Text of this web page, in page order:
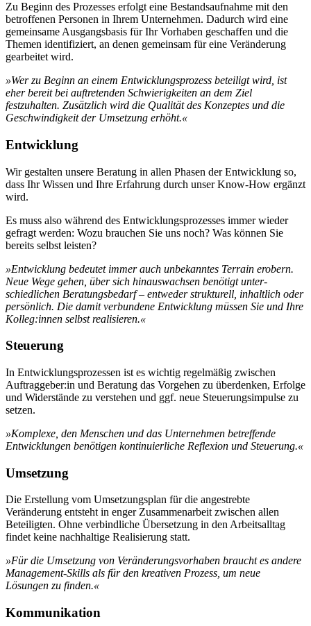
Zu Beginn des Prozesses erfolgt eine Bestandsaufnahme mit den
betroffenen Personen in Ihrem Unternehmen. Dadurch wird eine
gemeinsame Ausgangsbasis für Ihr Vorhaben geschaffen und die
Themen identifiziert, an denen gemeinsam für eine Veränderung
gearbeitet wird.
»Wer zu Beginn an einem Entwicklungsprozess beteiligt wird, ist
eher bereit bei auftretenden Schwierigkeiten an dem Ziel
festzuhalten. Zusätzlich wird die Qualität des Kon­zeptes und die
Geschwindigkeit der Umsetzung erhöht.«
Entwicklung
Wir gestalten unsere Beratung in allen Phasen der Entwicklung so,
dass Ihr Wissen und Ihre Erfahrung durch unser Know-How ergänzt
wird.
Es muss also während des Entwicklungsprozesses immer wieder
gefragt werden: Wozu brauchen Sie uns noch? Was können Sie
bereits selbst leisten?
»Entwicklung bedeutet immer auch unbekanntes Terrain erobern.
Neue Wege gehen, über sich hinauswachsen benötigt unter­
schiedlichen Beratungsbedarf – entweder strukturell, inhaltlich oder
persönlich. Die damit verbundene Entwicklung müssen Sie und Ihre
Kolleg:innen selbst realisieren.«
Steuerung
In Entwicklungsprozessen ist es wichtig regelmäßig zwischen
Auftraggeber:in und Beratung das Vorgehen zu überdenken, Erfolge
und Widerstände zu verstehen und ggf. neue Steuerungsimpulse zu
setzen.
»Komplexe, den Menschen und das Unternehmen betreffende
Entwicklungen benötigen kontinuierliche Reflexion und Steuerung.«
Umsetzung
Die Erstellung vom Umsetzungsplan für die angestrebte
Veränderung entsteht in enger Zusammenarbeit zwischen allen
Beteiligten. Ohne verbindliche Übersetzung in den Arbeitsalltag
findet keine nachhaltige Realisierung statt.
»Für die Umsetzung von Veränderungsvorhaben braucht es andere
Management-Skills als für den kreativen Prozess, um neue
Lösungen zu finden.«
Kommunikation